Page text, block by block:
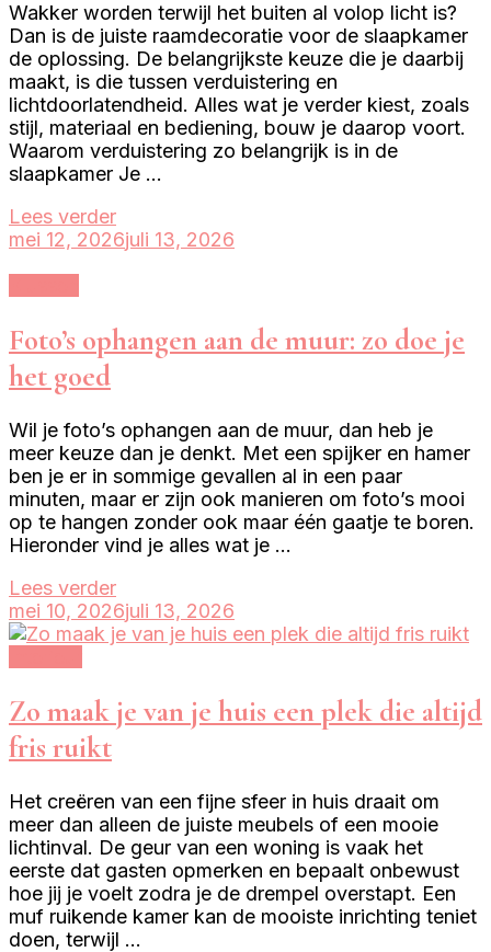
Wakker worden terwijl het buiten al volop licht is?
Dan is de juiste raamdecoratie voor de slaapkamer
de oplossing. De belangrijkste keuze die je daarbij
maakt, is die tussen verduistering en
lichtdoorlatendheid. Alles wat je verder kiest, zoals
stijl, materiaal en bediening, bouw je daarop voort.
Waarom verduistering zo belangrijk is in de
slaapkamer Je …
Lees verder
mei 12, 2026juli 13, 2026
Foto’s ophangen aan de muur: zo doe je
het goed
Wil je foto’s ophangen aan de muur, dan heb je
meer keuze dan je denkt. Met een spijker en hamer
ben je er in sommige gevallen al in een paar
minuten, maar er zijn ook manieren om foto’s mooi
op te hangen zonder ook maar één gaatje te boren.
Hieronder vind je alles wat je …
Lees verder
mei 10, 2026juli 13, 2026
Zo maak je van je huis een plek die altijd
fris ruikt
Het creëren van een fijne sfeer in huis draait om
meer dan alleen de juiste meubels of een mooie
lichtinval. De geur van een woning is vaak het
eerste dat gasten opmerken en bepaalt onbewust
hoe jij je voelt zodra je de drempel overstapt. Een
muf ruikende kamer kan de mooiste inrichting teniet
doen, terwijl …